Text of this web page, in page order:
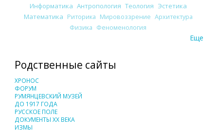
Информатика Антропология Теология Эстетика
Математика Риторика Мировоззрение Архитектура
Физика Феноменология
Еще
Родственные сайты
ХРОНОС
ФОРУМ
РУМЯНЦЕВСКИЙ МУЗЕЙ
ДО 1917 ГОДА
РУССКОЕ ПОЛЕ
ДОКУМЕНТЫ XX ВЕКА
ИЗМЫ